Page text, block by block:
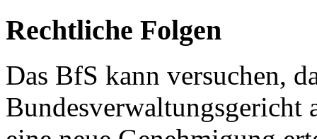
Rechtliche Folgen
Das BfS kann versuchen,
Bundesverwaltungsgericht